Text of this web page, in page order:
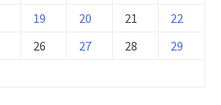
19 20 21
22
26 27 28
29